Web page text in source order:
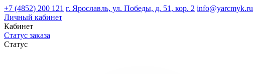
+7 (4852) 200 121 г. Ярославль, ул. Победы, д. 51, кор. 2 info@yarcmyk.ru
Личный кабинет
Кабинет
Статус заказа
Статус